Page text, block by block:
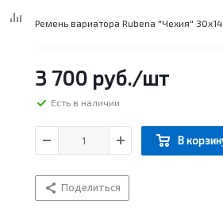
Ремень вариатора Rubena "Чехия"
3 700 руб./шт
Есть в наличии
В
Поделиться